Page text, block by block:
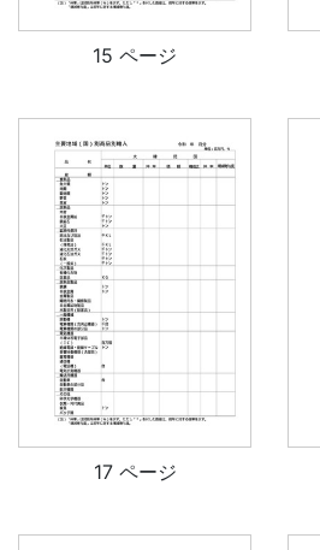
15 ページ
17 ページ